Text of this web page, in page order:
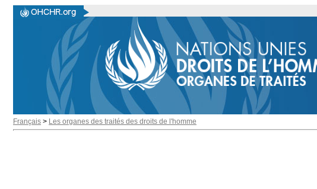
Français > Les organes des traités des droits de l'homme